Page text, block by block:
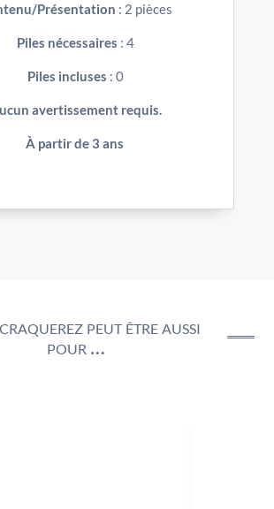
Présentation : 2 pièces
Piles nécessaires : 4
Piles incluses : 0
avertissement requis.
À partir de 3 ans
peut être aussi
pour …